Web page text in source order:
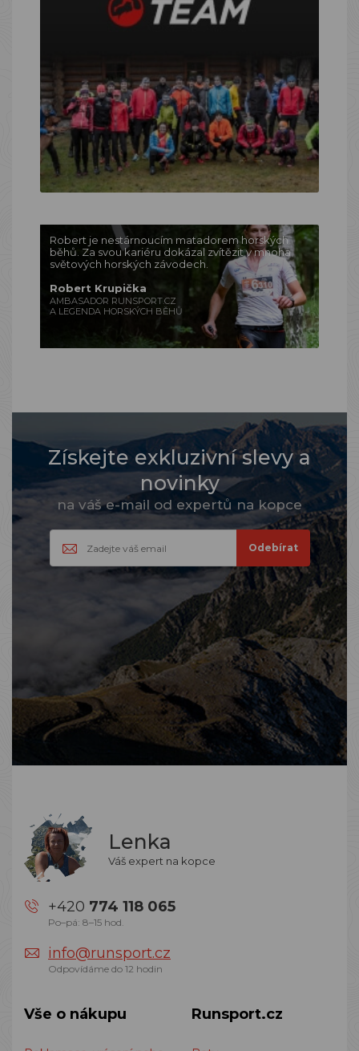
Robert je nestárnoucím matadorem horských
běhů. Za svou kariéru dokázal zvítězit v mnoha
světových horských závodech.
Robert Krupička
AMBASADOR RUNSPORT.CZ
A LEGENDA HORSKÝCH BĚHŮ
Získejte exkluzivní slevy a
novinky
na váš e-mail od expertů na kopce
Lenka
Váš expert na kopce
+420 774 118 065
Po–pá: 8–15 hod.
info@runsport.cz
Odpovídáme do 12 hodin
Vše o nákupu Runsport.cz